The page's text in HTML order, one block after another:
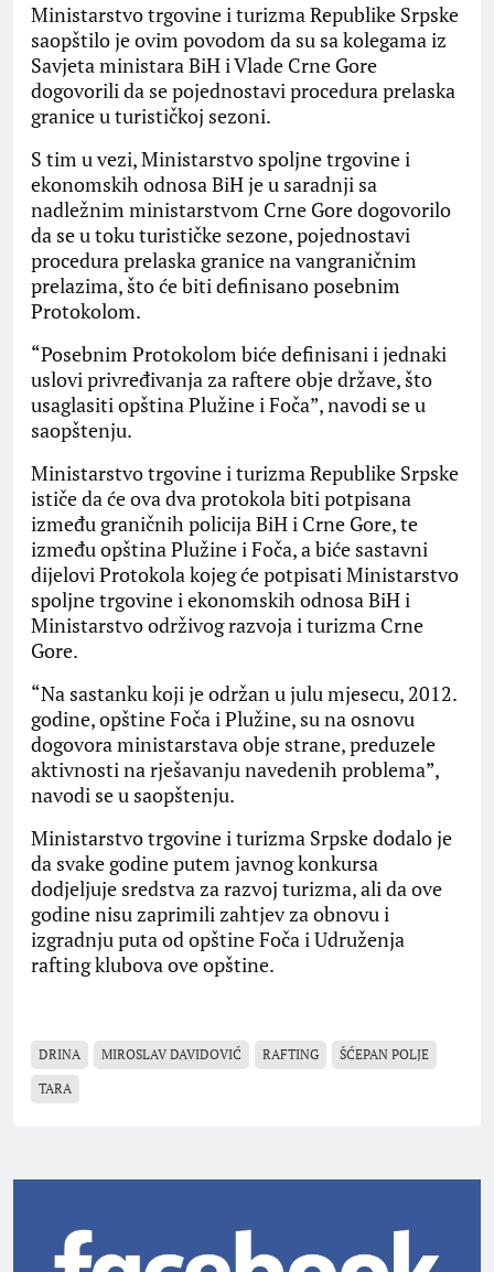
Ministarstvo trgovine i turizma Republike Srpske
saopštilo je ovim povodom da su sa kolegama iz
Savjeta ministara BiH i Vlade Crne Gore
dogovorili da se pojednostavi procedura prelaska
granice u turističkoj sezoni.
S tim u vezi, Ministarstvo spoljne trgovine i
ekonomskih odnosa BiH je u saradnji sa
nadležnim ministarstvom Crne Gore dogovorilo
da se u toku turističke sezone, pojednostavi
procedura prelaska granice na vangraničnim
prelazima, što će biti definisano posebnim
Protokolom.
“Posebnim Protokolom biće definisani i jednaki
uslovi privređivanja za raftere obje države, što
usaglasiti opština Plužine i Foča”, navodi se u
saopštenju.
Ministarstvo trgovine i turizma Republike Srpske
ističe da će ova dva protokola biti potpisana
između graničnih policija BiH i Crne Gore, te
između opština Plužine i Foča, a biće sastavni
dijelovi Protokola kojeg će potpisati Ministarstvo
spoljne trgovine i ekonomskih odnosa BiH i
Ministarstvo održivog razvoja i turizma Crne
Gore.
“Na sastanku koji je održan u julu mjesecu, 2012.
godine, opštine Foča i Plužine, su na osnovu
dogovora ministarstava obje strane, preduzele
aktivnosti na rješavanju navedenih problema”,
navodi se u saopštenju.
Ministarstvo trgovine i turizma Srpske dodalo je
da svake godine putem javnog konkursa
dodjeljuje sredstva za razvoj turizma, ali da ove
godine nisu zaprimili zahtjev za obnovu i
izgradnju puta od opštine Foča i Udruženja
rafting klubova ove opštine.
DRINA MIROSLAV DAVIDOVIĆ RAFTING ŠĆEPAN POLJE
TARA